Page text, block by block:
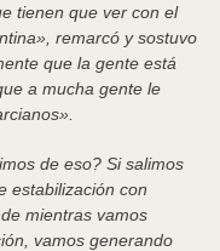
tienen que ver con el
remarcó y sostuvo
que la gente está
a mucha gente le
de eso? Si salimos
estabilización con
mientras vamos
vamos generando